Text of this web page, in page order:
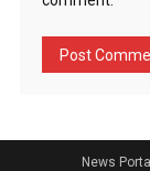
News Portal